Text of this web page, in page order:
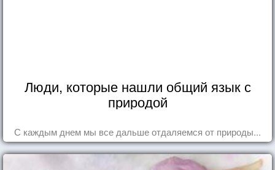
Люди, которые нашли общий язык с
природой
С каждым днем мы все дальше отдаляемся от природы...